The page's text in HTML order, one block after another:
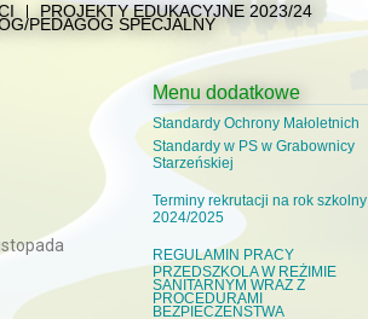
PROJEKTY EDUKACYJNE 2023/24
PEDAGOG SPECJALNY
Menu dodatkowe
Standardy Ochrony Małoletnich
Standardy w PS w Grabownicy
Starzeńskiej
Terminy rekrutacji na rok szkolny
2024/2025
REGULAMIN PRACY
PRZEDSZKOLA W REŻIMIE
SANITARNYM WRAZ Z
PROCEDURAMI
BEZPIECZEŃSTWA